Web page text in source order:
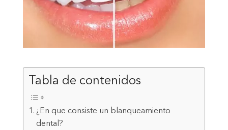
Tabla de contenidos
¿En que consiste un blanqueamiento
dental?